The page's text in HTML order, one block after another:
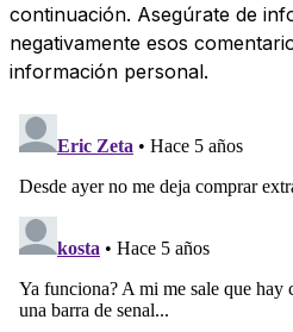
continuación. Asegúrate de
negativamente esos
información personal.